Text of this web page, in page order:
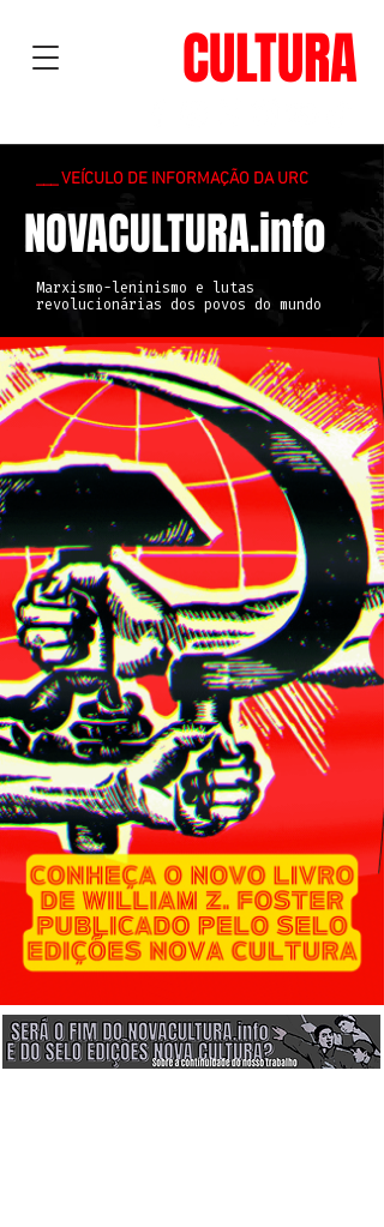
CULTURA
___ VEÍCULO DE INFORMAÇÃO DA URC
NOVACULTURA.info
Marxismo-leninismo e lutas
revolucionárias dos povos do mundo